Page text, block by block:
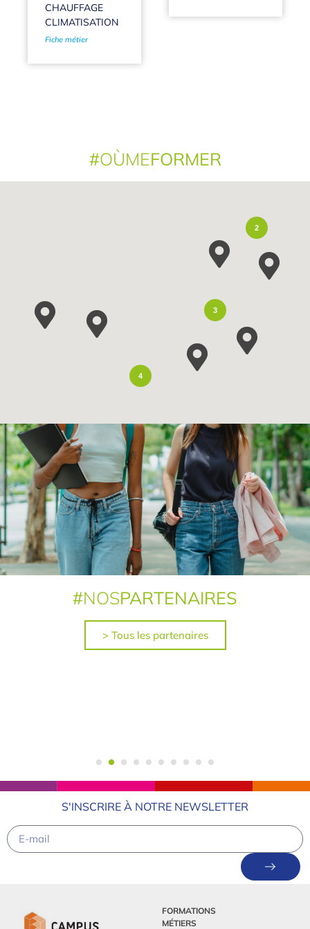
CHAUFFAGE
CLIMATISATION
Fiche métier
#OÙMEFORMER
4
2
3
#NOSPARTENAIRES
> Tous les partenaires
S'INSCRIRE À NOTRE NEWSLETTER
FORMATIONS
MÉTIERS